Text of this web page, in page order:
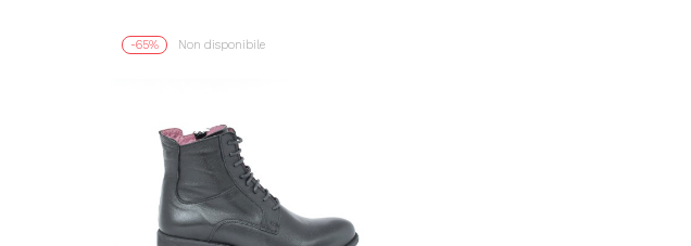
-65% Non disponibile